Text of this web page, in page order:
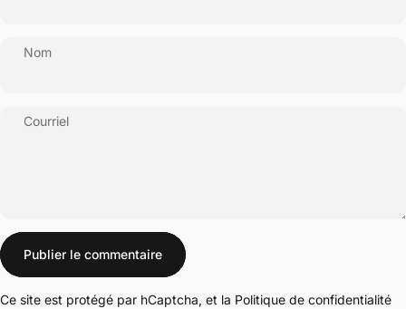
Nom
Courriel
Message
Publier le commentaire
Ce site est protégé par hCaptcha, et la Politique de confidentialité